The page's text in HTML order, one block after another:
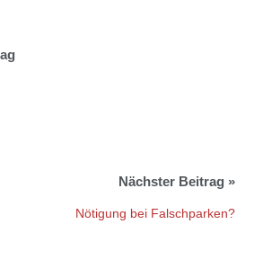
Nötigung bei Falschparken?